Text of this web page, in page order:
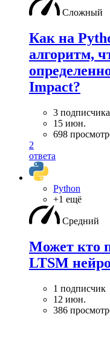
Сложный
Как на
алгоритм,
Impact?
3 подписчика
15 июн.
698
2
ответа
Python
+1 ещё
Средний
Может кто
LTSM
1 подписчик
12 июн.
386